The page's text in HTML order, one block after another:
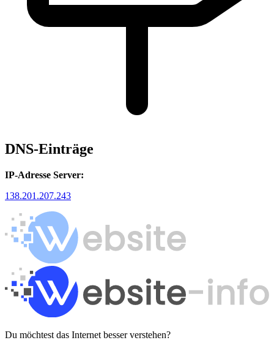
DNS-Einträge
IP-Adresse Server:
138.201.207.243
Du möchtest das Internet besser verstehen?